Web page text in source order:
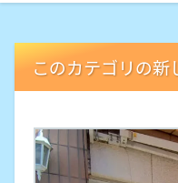
このカテゴリの新